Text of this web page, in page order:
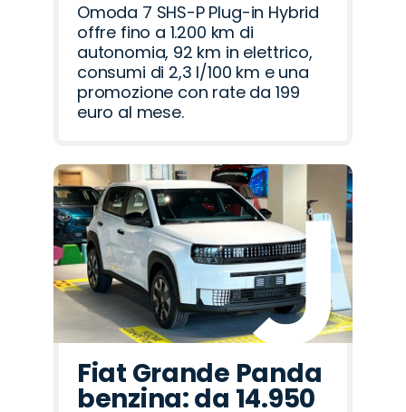
Omoda 7 SHS-P Plug-in Hybrid
offre fino a 1.200 km di
autonomia, 92 km in elettrico,
consumi di 2,3 l/100 km e una
promozione con rate da 199
euro al mese.
Fiat Grande Panda
benzina: da 14.950